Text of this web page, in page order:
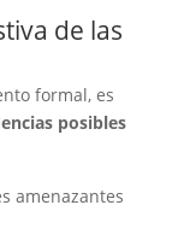
de las
formal, es
posibles
amenazantes